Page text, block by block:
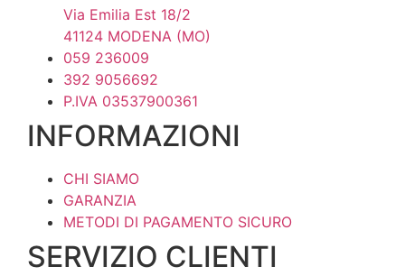
Via Emilia Est 18/2
41124 MODENA (MO)
059 236009
392 9056692
P.IVA 03537900361
INFORMAZIONI
CHI SIAMO
GARANZIA
METODI DI PAGAMENTO SICURO
SERVIZIO CLIENTI